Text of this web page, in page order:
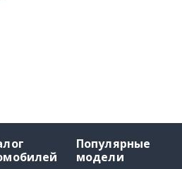
Популярные
модели